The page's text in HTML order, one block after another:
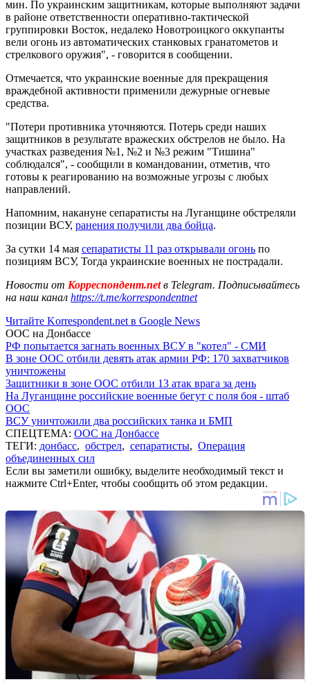
мин. По украинским защитникам, которые выполняют задачи
в районе ответственности оперативно-тактической
группировки Восток, недалеко Новотроицкого оккупанты
вели огонь из автоматических станковых гранатометов и
стрелкового оружия", - говорится в сообщении.
Отмечается, что украинские военные для прекращения
враждебной активности применили дежурные огневые
средства.
"Потери противника уточняются. Потерь среди наших
защитников в результате вражеских обстрелов не было. На
участках разведения №1, №2 и №3 режим "Тишина"
соблюдался", - сообщили в командовании, отметив, что
готовы к реагированию на возможные угрозы с любых
направлений.
Напомним, накануне сепаратисты на Луганщине обстреляли
позиции ВСУ, ранения получили два бойца.
За сутки 14 мая сепаратисты 11 раз открывали огонь по
позициям ВСУ, Тогда украинские военных не пострадали.
Новости от Корреспондент.netв Telegram. Подписывайтесь
на наш канал https://t.me/korrespondentnet
Читайте Korrespondent.net в Google News
ООС на Донбассе
РФ попытается загнать военных ВСУ в "котел" - СМИ
В зоне ООС отбили девять атак армии РФ: 170 захватчиков
уничтожены
Защитники в зоне ООС отбили 13 атак врага за день
На Луганщине российские военные бегут с поля боя - штаб
ООС
ВСУ уничтожили два российских танка и БМП
СПЕЦТЕМА: ООС на Донбассе
ТЕГИ: донбасс, обстрел, сепаратисты, Операция
объединенных сил
Если вы заметили ошибку, выделите необходимый текст и
нажмите Ctrl+Enter, чтобы сообщить об этом редакции.